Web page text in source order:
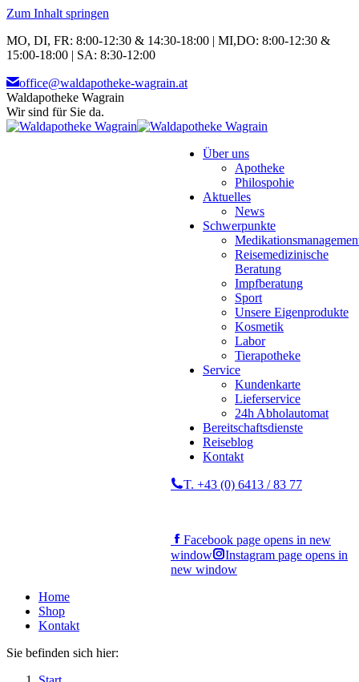
Zum Inhalt springen
MO, DI, FR: 8:00-12:30 & 14:30-18:00 | MI,DO: 8:00-12:30 &
15:00-18:00 | SA: 8:30-12:00
office@waldapotheke-wagrain.at
Waldapotheke Wagrain
Wir sind für Sie da.
Über uns
Apotheke
Philospohie
Aktuelles
News
Schwerpunkte
Reisemedizinische
Beratung
Impfberatung
Sport
Unsere Eigenprodukte
Kosmetik
Labor
Tierapotheke
Service
Kundenkarte
Lieferservice
24h Abholautomat
Bereitschaftsdienste
Reiseblog
Kontakt
T. +43 (0) 6413 / 83 77
Facebook page opens in new
window
Instagram page opens in
new window
Home
Shop
Kontakt
Sie befinden sich hier: